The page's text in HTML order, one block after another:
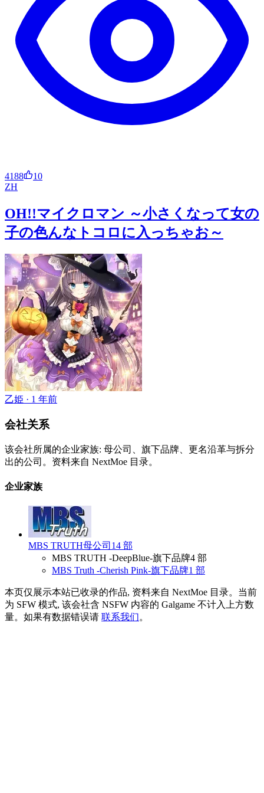
4188
10
ZH
OH!!マイクロマン ～小さくなって女の
子の色んなトコロに入っちゃお～
乙姫 · 1 年前
会社关系
该会社所属的企业家族: 母公司、旗下品牌、更名沿革与拆分
出的公司。资料来自 NextMoe 目录。
企业家族
MBS TRUTH母公司 14 部
MBS TRUTH -DeepBlue-旗下品牌4 部
MBS Truth -Cherish Pink-旗下品牌1 部
本页仅展示本站已收录的作品, 资料来自 NextMoe 目录。 当前
为 SFW 模式, 该会社含 NSFW 内容的 Galgame 不计入上方数
量。 如果有数据错误请 联系我们。